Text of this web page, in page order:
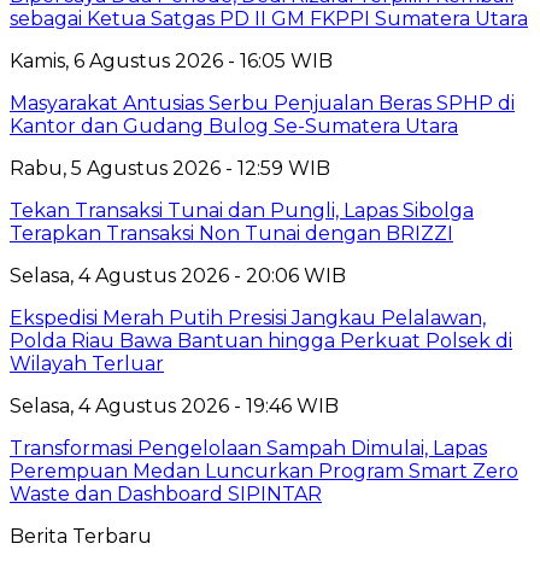
sebagai Ketua Satgas PD II GM FKPPI Sumatera Utara
Kamis, 6 Agustus 2026 - 16:05 WIB
Masyarakat Antusias Serbu Penjualan Beras SPHP di
Kantor dan Gudang Bulog Se-Sumatera Utara
Rabu, 5 Agustus 2026 - 12:59 WIB
Tekan Transaksi Tunai dan Pungli, Lapas Sibolga
Terapkan Transaksi Non Tunai dengan BRIZZI
Selasa, 4 Agustus 2026 - 20:06 WIB
Ekspedisi Merah Putih Presisi Jangkau Pelalawan,
Polda Riau Bawa Bantuan hingga Perkuat Polsek di
Wilayah Terluar
Selasa, 4 Agustus 2026 - 19:46 WIB
Transformasi Pengelolaan Sampah Dimulai, Lapas
Perempuan Medan Luncurkan Program Smart Zero
Waste dan Dashboard SIPINTAR
Berita Terbaru